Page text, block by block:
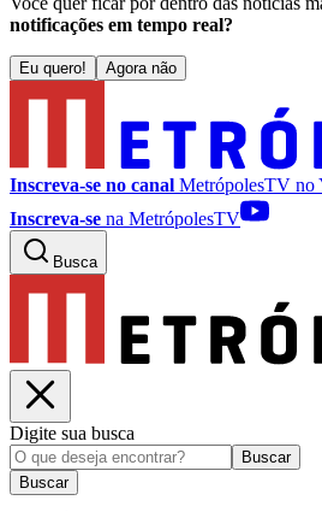
notificações em tempo real?
Eu quero! Agora não
Inscreva-se no canal MetrópolesTV no
Inscreva-se na MetrópolesTV
Busca
Digite sua busca
Buscar
Buscar